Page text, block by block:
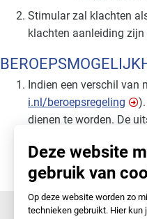
Stimular zal klachten
klachten aanleiding
Indien een verschil van
i.nl/beroepsregeling
dienen te worden. De